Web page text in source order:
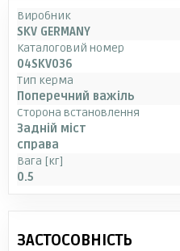
Виробник
SKV GERMANY
Каталоговий номер
04SKV036
Тип керма
Поперечний важіль
Сторона встановлення
Задній міст
справа
Вага [кг]
0.5
ЗАСТОСОВНІСТЬ